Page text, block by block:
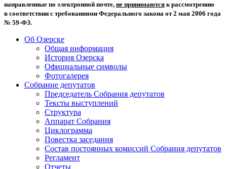
направленные по электронной почте, не принимаются к рассмотрению
в соответствии с требованиями Федерального закона от 2 мая 2006 года
№ 59-ФЗ.
Об Озерске
Общая информация
История Озерска
Официальные символы
Фотогалерея
Собрание депутатов
Председатель Собрания депутатов
Тексты выступлений
Структура
Аппарат Собрания
Циклограмма
Повестка заседания
Состав постоянных комиссий Собрания депутатов
Регламент
Отчеты